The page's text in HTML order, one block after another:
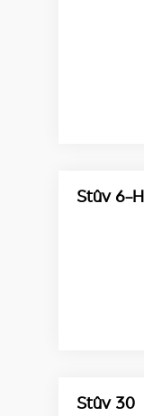
Stûv 6-H
Stûv 30